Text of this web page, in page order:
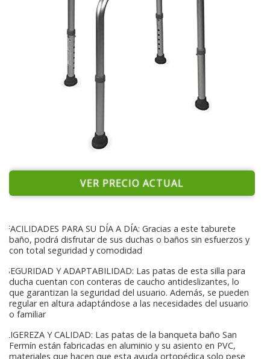
VER PRECIO ACTUAL
FACILIDADES PARA SU DÍA A DÍA: Gracias a este taburete
baño, podrá disfrutar de sus duchas o baños sin esfuerzos y
con total seguridad y comodidad
SEGURIDAD Y ADAPTABILIDAD: Las patas de esta silla para
ducha cuentan con conteras de caucho antideslizantes, lo
que garantizan la seguridad del usuario. Además, se pueden
regular en altura adaptándose a las necesidades del usuario
o familiar
LIGEREZA Y CALIDAD: Las patas de la banqueta baño San
Fermín están fabricadas en aluminio y su asiento en PVC,
materiales que hacen que esta ayuda ortopédica solo pese